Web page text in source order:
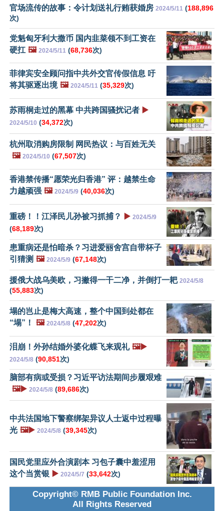
官场流传的故事：令计划送礼行贿获婚房 2024/5/11 (188,896
次)
党魁匈牙利大撒币 国内韭菜领不到工资在
硬扛 🖼️ 2024/5/11 (68,736次)
菲律宾安全顾问指中共外交官传假信息 吁
将其驱逐出境 🖼️ 2024/5/11 (35,329次)
苏雨桐走过的黑幕 中共跨国骚扰记者 ▶️
2024/5/10 (34,372次)
杭州取消购房限制 网民热议：与百姓无关
🖼️ 2024/5/10 (67,507次)
香港禁传播“愿荣光归香港” 评：越禁生命
力越顽强 🖼️ 2024/5/9 (40,036次)
重磅！！江泽民儿孙被习抓捕？ ▶️ 2024/5/9
(68,189次)
患重病还是怕暗杀？习进爱丽舍宫自带杯子
引猜测 🖼️ 2024/5/9 (67,148次)
援俄大战乌美欧，习撇得一干二净，并倒打一耙 2024/5/8
(55,883次)
塌的岂止是梅大高速，整个中国到处都在
“塌”！
🖼️ 2024/5/8 (47,202次)
泪崩！外孙结婚外婆化蝶飞来观礼 🖼️▶️
2024/5/8 (90,851次)
脑部有病或受损？习近平访法期间步履艰难
🖼️▶️ 2024/5/8 (89,686次)
中共法国地下警察绑架异议人士返中过程曝
光 🖼️▶️ 2024/5/8 (39,345次)
国民党里应外合演剧本 习包子囊中羞涩用
这个当赏银 ▶️ 2024/5/7 (33,642次)
Copyright© RMB Public Foundation Inc.
All Rights Reserved